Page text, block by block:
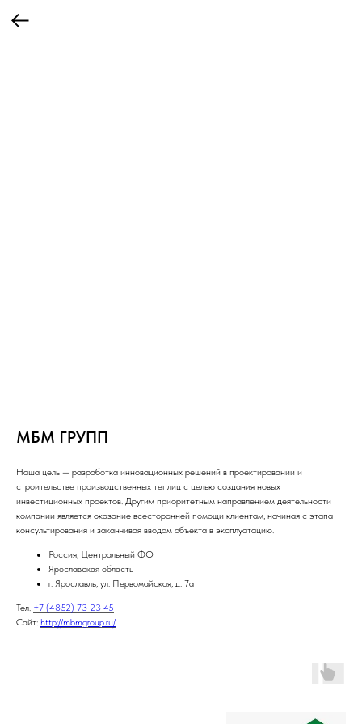
МБМ ГРУПП
Наша цель — разработка инновационных решений в проектировании и
строительстве производственных теплиц с целью создания новых
инвестиционных проектов. Другим приоритетным направлением деятельности
компании является оказание всесторонней помощи клиентам, начиная с этапа
консультирования и заканчивая вводом объекта в эксплуатацию.
Россия, Центральный ФО
Ярославская область
г. Ярославль, ул. Первомайская, д. 7а
Тел. +7 (4852) 73 23 45
Сайт: http://mbmgroup.ru/